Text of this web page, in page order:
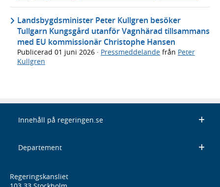
Landsbygdsminister Peter Kullgren besöker
Tullgarn Kungsgård utanför Vagnhärad tillsammans
med EU kommissionär Christophe Hansen
Publicerad 01 juni 2026 · Pressmeddelande från Peter
Kullgren
Innehåll på regeringen.se
Departement
Regeringskansliet